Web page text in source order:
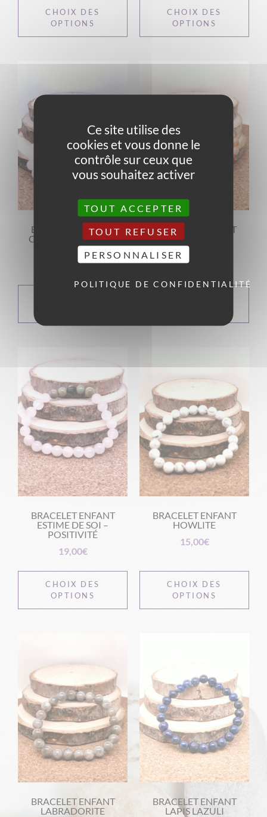
CHOIX DES
OPTIONS
CHOIX DES
OPTIONS
BRACELET ENFANT
CONFIANCE EN SOI,
DOUCEUR
19,00€
BRACELET ENFANT
CORNALINE
15,00
BRACELET ENFANT
ESTIME DE SOI –
POSITIVITÉ
19,00€
CHOIX DES
OPTIONS
BRACELET ENFANT
HOWLITE
15,00€
CHOIX DES
OPTIONS
BRACELET ENFANT
LABRADORITE
BRACELET ENFANT
LAPIS LAZULI
Ce site utilise des
cookies et vous donne le
contrôle sur ceux que
vous souhaitez activer
TOUT ACCEPTER
TOUT REFUSER
PERSONNALISER
POLITIQUE DE CONFIDENTIALITÉ